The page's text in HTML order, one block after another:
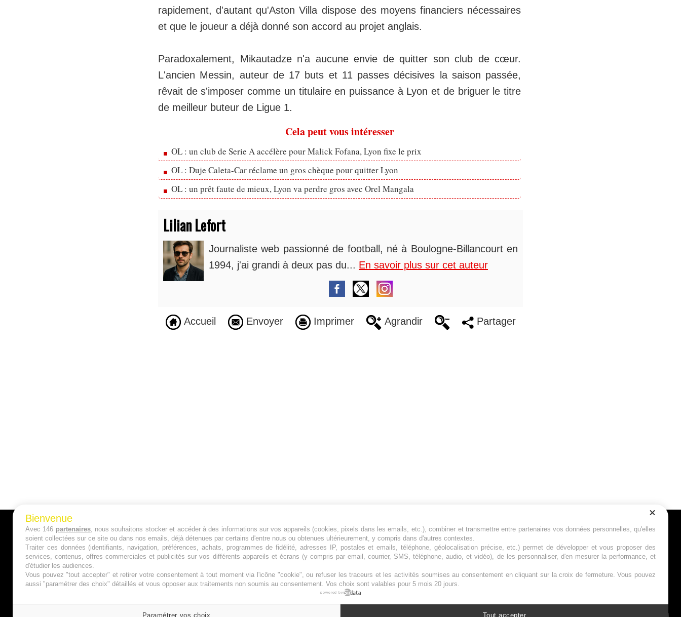
rapidement, d'autant qu'Aston Villa dispose des moyens financiers nécessaires
et que le joueur a déjà donné son accord au projet anglais.
Paradoxalement, Mikautadze n'a aucune envie de quitter son club de cœur.
L'ancien Messin, auteur de 17 buts et 11 passes décisives la saison passée,
rêvait de s'imposer comme un titulaire en puissance à Lyon et de briguer le titre
de meilleur buteur de Ligue 1.
Cela peut vous intéresser
OL : un club de Serie A accélère pour Malick Fofana, Lyon fixe le prix
OL : Duje Caleta-Car réclame un gros chèque pour quitter Lyon
OL : un prêt faute de mieux, Lyon va perdre gros avec Orel Mangala
Lilian Lefort
Journaliste web passionné de football, né à Boulogne-Billancourt en
1994, j'ai grandi à deux pas du... En savoir plus sur cet auteur
Accueil Envoyer Imprimer Agrandir Partager
A PROPOS
Qui sommes nous ?
Mentions Légales
Politique de Cookies
Jeunesfooteux est un média sportif qui traite
principalement de l'actualité de la Ligue 1 et
des grosses actualités de la Ligue 2 et du
Plan du site | Syndication |Powered by WM
Suivez-nous
Bienvenue
Avec 146 partenaires, nous souhaitons stocker et accéder à des informations sur vos appareils (cookies, pixels dans les emails, etc.), combiner et transmettre entre partenaires vos données personnelles, qu'elles
soient collectées sur ce site ou dans nos emails, déjà détenues par certains d'entre nous ou obtenues ultérieurement, y compris dans d'autres contextes.
Traiter ces données (identifiants, navigation, préférences, achats, programmes de fidélité, adresses IP, postales et emails, téléphone, géolocalisation précise, etc.) permet de développer et vous proposer des
services, contenus, offres commerciales et publicités sur vos différents appareils et écrans (y compris par email, courrier, SMS, téléphone, audio, et vidéo), de les personnaliser, d'en mesurer la performance, et
d'étudier les audiences.
Vous pouvez "tout accepter" et retirer votre consentement à tout moment via l'icône "cookie", ou refuser les traceurs et les activités soumises au consentement en cliquant sur la croix de fermeture. Vous pouvez
aussi "paramétrer des choix" détaillés et vous opposer aux traitements non soumis au consentement. Vos choix sont valables pour 5 mois 20 jours.
powered by
Paramétrer vos choix Tout accepter